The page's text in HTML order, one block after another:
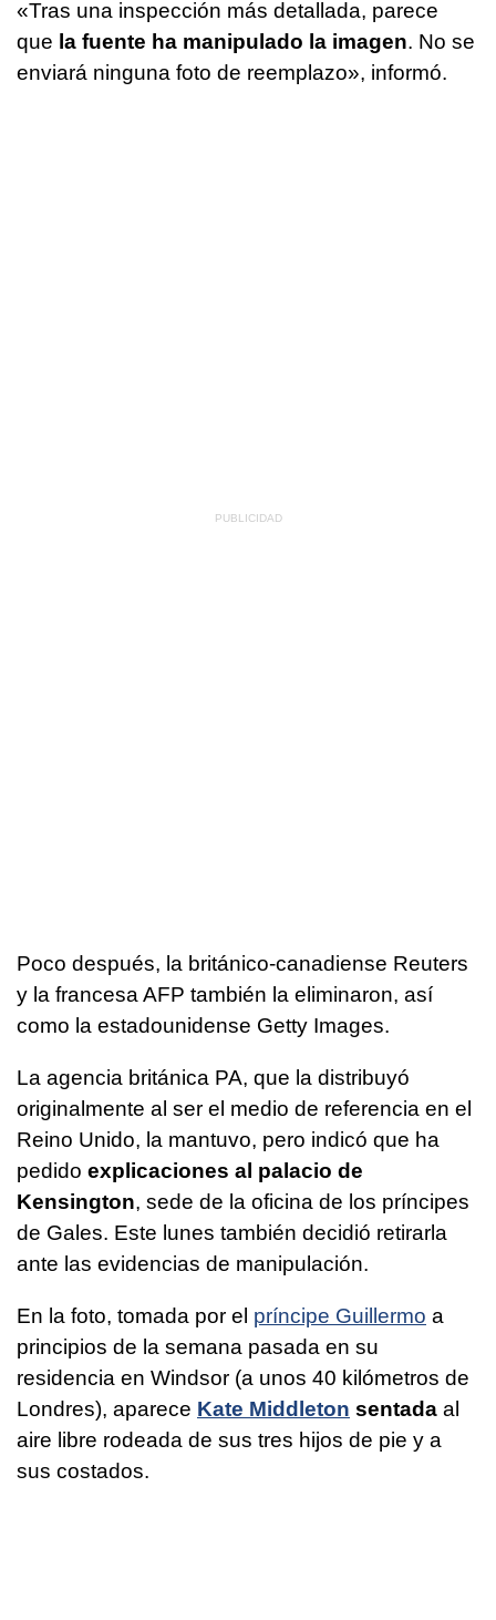
«Tras una inspección más detallada, parece
que la fuente ha manipulado la imagen. No se
enviará ninguna foto de reemplazo», informó.
Poco después, la británico-canadiense Reuters
y la francesa AFP también la eliminaron, así
como la estadounidense Getty Images.
La agencia británica PA, que la distribuyó
originalmente al ser el medio de referencia en el
Reino Unido, la mantuvo, pero indicó que ha
pedido explicaciones al palacio de
Kensington, sede de la oficina de los príncipes
de Gales. Este lunes también decidió retirarla
ante las evidencias de manipulación.
En la foto, tomada por el príncipe Guillermo a
principios de la semana pasada en su
residencia en Windsor (a unos 40 kilómetros de
Londres), aparece Kate Middleton sentada al
aire libre rodeada de sus tres hijos de pie y a
sus costados.